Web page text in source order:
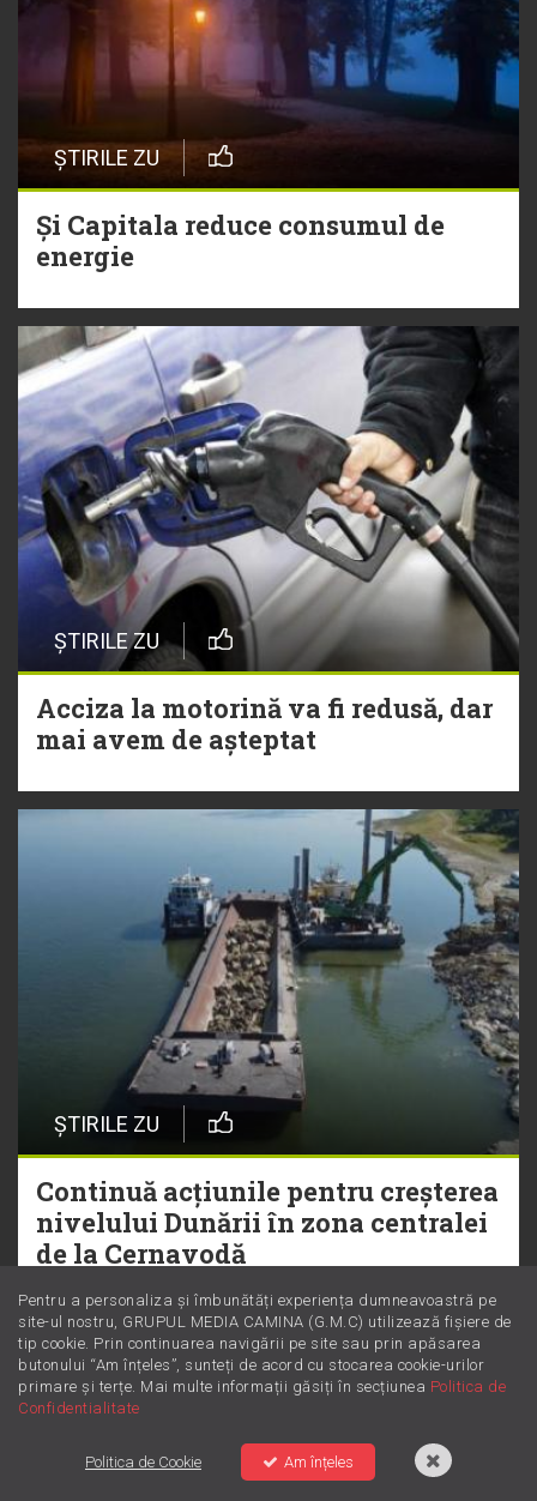
ȘTIRILE ZU
Și Capitala reduce consumul de
energie
ȘTIRILE ZU
Acciza la motorină va fi redusă, dar
mai avem de așteptat
ȘTIRILE ZU
Continuă acțiunile pentru creșterea
nivelului Dunării în zona centralei
de la Cernavodă
MOST WANTED
1. NuevaYol 2. Jamaican (Bam Bam)
Pentru a personaliza și îmbunătăți experiența dumneavoastră pe
site-ul nostru, GRUPUL MEDIA CAMINA (G.M.C) utilizează fișiere de
tip cookie. Prin continuarea navigării pe site sau prin apăsarea
butonului “Am înțeles”, sunteți de acord cu stocarea cookie-urilor
primare și terțe. Mai multe informații găsiți în secțiunea Politica de
Confidentialitate
Politica de Cookie Am înțeles